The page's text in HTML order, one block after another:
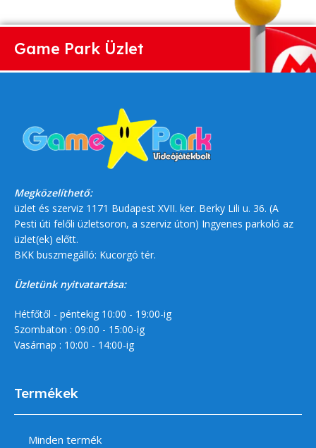
Game Park Üzlet
Megközelíthető:
üzlet és szerviz 1171 Budapest XVII. ker. Berky Lili u. 36. (A
Pesti úti felőli üzletsoron, a szerviz úton) Ingyenes parkoló az
üzlet(ek) előtt.
BKK buszmegálló: Kucorgó tér.
Üzletünk nyitvatartása:
Hétfőtől - péntekig 10:00 - 19:00-ig
Szombaton : 09:00 - 15:00-ig
Vasárnap : 10:00 - 14:00-ig
Termékek
Minden termék